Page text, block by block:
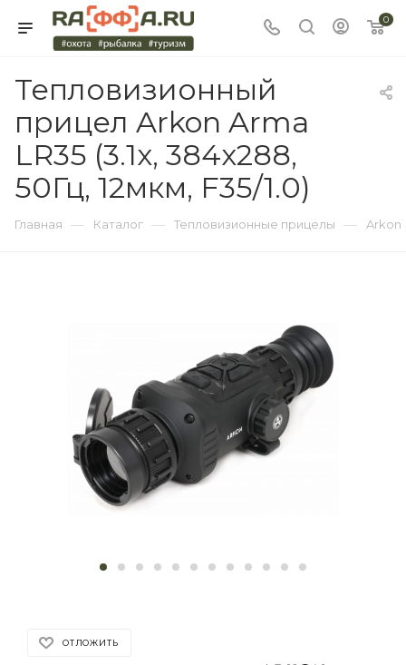
0
Тепловизионный
прицел Arkon Arma
LR35 (3.1x, 384x288,
50Гц, 12мкм, F35/1.0)
Главная — Каталог — Тепловизионные прицелы — Arkon
ОТЛОЖИТЬ